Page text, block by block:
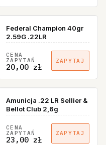
Federal Champion 40gr
2.59G .22LR
CENA
ZAPYTAŃ
20,00 zł
ZAPYTAJ
Amunicja .22 LR Sellier &
Bellot Club 2,6g
CENA
ZAPYTAŃ
23,00 zł
ZAPYTAJ